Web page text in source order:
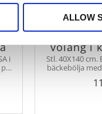
ALLOW
i
och
volang i
Stl. 40X140 cm.
bäckebölja